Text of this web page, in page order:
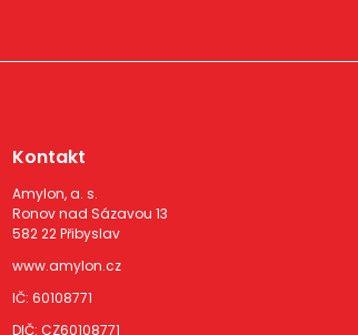
Kontakt
Amylon, a. s.
Ronov nad Sázavou 13
582 22 Přibyslav
www.amylon.cz
IČ: 60108771
DIČ: CZ60108771